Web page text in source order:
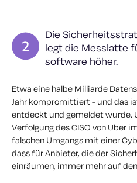
Die
legt die Messlatte
software höher.
Etwa eine halbe Milliarde
Jahr kompromittiert - und das
entdeckt und gemeldet wurde.
Verfolgung des CISO von Uber
falschen Umgangs mit einer
dass für Anbieter, die der
einräumen, immer mehr auf